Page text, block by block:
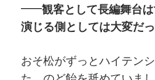
観客として長編舞台
演じる側としては大変だ
おそ松がずっとハイテン